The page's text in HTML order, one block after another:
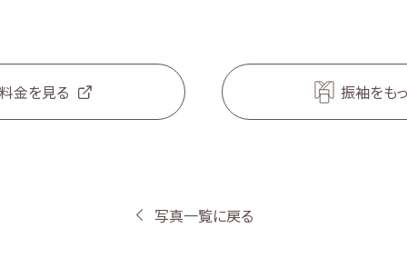
金を見る 振袖をも
写真一覧に戻る